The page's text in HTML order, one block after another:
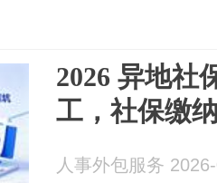
2026 异地社
工，社保缴
人事外包服务